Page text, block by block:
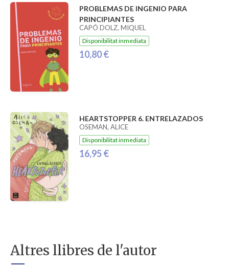
PROBLEMAS DE INGENIO PARA
PRINCIPIANTES
CAPÓ DOLZ, MIQUEL
Disponibilitat inmediata
10,80 €
HEARTSTOPPER 6. ENTRELAZADOS
OSEMAN, ALICE
Disponibilitat inmediata
16,95 €
Altres llibres de l'autor